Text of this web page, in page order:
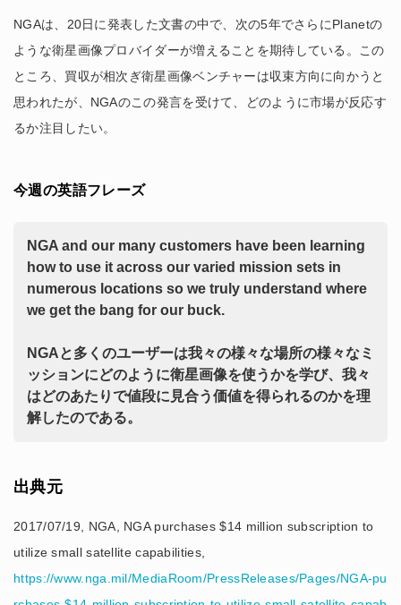
NGAは、20日に発表した文書の中で、次の5年でさらにPlanetの
ような衛星画像プロバイダーが増えることを期待している。この
ところ、買収が相次ぎ衛星画像ベンチャーは収束方向に向かうと
思われたが、NGAのこの発言を受けて、どのように市場が反応す
るか注目したい。
今週の英語フレーズ
NGA and our many customers have been learning
how to use it across our varied mission sets in
numerous locations so we truly understand where
we get the bang for our buck.
NGAと多くのユーザーは我々の様々な場所の様々なミ
ッションにどのように衛星画像を使うかを学び、我々
はどのあたりで値段に見合う価値を得られるのかを理
解したのである。
出典元
2017/07/19, NGA, NGA purchases $14 million subscription to
utilize small satellite capabilities,
https://www.nga.mil/MediaRoom/PressReleases/Pages/NGA-pu